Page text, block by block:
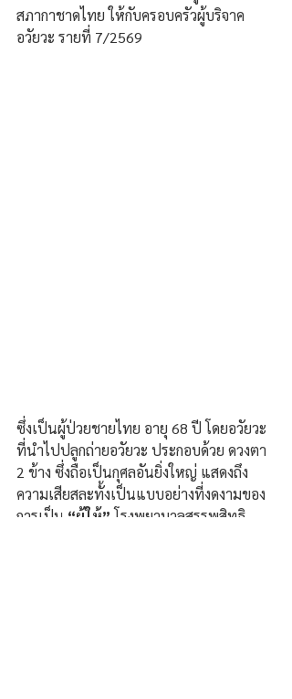
สภากาชาดไทย ให้กับครอบครัวผู้บริจาค
อวัยวะ รายที่ 7/2569
ซึ่งเป็นผู้ป่วยชายไทย อายุ 68 ปี โดยอวัยวะ
ที่นำไปปลูกถ่ายอวัยวะ ประกอบด้วย ดวงตา
2 ข้าง ซึ่งถือเป็นกุศลอันยิ่งใหญ่ แสดงถึง
ความเสียสละทั้งเป็นแบบอย่างที่งดงามของ
การเป็น “ผู้ให้” โรงพยาบาลสรรพสิทธิ